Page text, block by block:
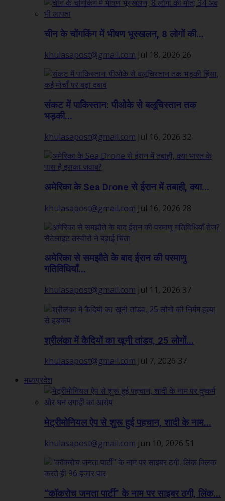
चीन के चोंगकिंग में भीषण भूस्खलन, 8 लोगों की...
khulasapost@gmail.com Jul 18, 2026 26
संकट में पाकिस्तान: पीओके से बलूचिस्तान तक
भड़की...
khulasapost@gmail.com Jul 16, 2026 32
अमेरिका के Sea Drone से ईरान में तबाही, क्या...
khulasapost@gmail.com Jul 16, 2026 28
अमेरिका से समझौते के बाद ईरान की परमाणु
गतिविधियाँ...
khulasapost@gmail.com Jul 11, 2026 37
श्रीलंका में कैदियों का खूनी तांडव, 25 लोगों...
khulasapost@gmail.com Jul 7, 2026 37
मध्यप्रदेश
मेट्रीमोनियल ऐप से शुरू हुई पहचान, शादी के नाम...
khulasapost@gmail.com Jun 10, 2026 51
“कॉकरोच जनता पार्टी” के नाम पर साइबर ठगी, लिंक...